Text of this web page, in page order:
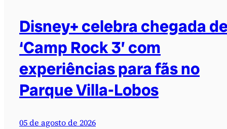
Disney+ celebra chegada
‘Camp Rock 3’ com
experiências para fãs no
Parque Villa-Lobos
05 de agosto de 2026